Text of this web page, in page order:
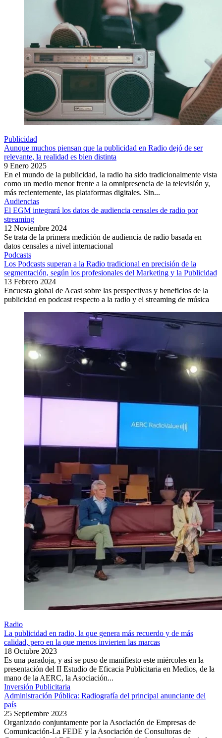
Publicidad
Aunque muchos piensan que la publicidad en Radio dejó de ser
relevante, la realidad es bien distinta
9 Enero 2025
En el mundo de la publicidad, la radio ha sido tradicionalmente vista
como un medio menor frente a la omnipresencia de la televisión y,
más recientemente, las plataformas digitales. Sin...
Audiencias
El EGM integrará los datos de audiencia censales de radio por
streaming
12 Noviembre 2024
Se trata de la primera medición de audiencia de radio basada en
datos censales a nivel internacional
Podcasts
Los Podcasts superan a la Radio tradicional en precisión de la
segmentación, según los profesionales del Marketing y la Publicidad
13 Febrero 2024
Encuesta global de Acast sobre las perspectivas y beneficios de la
publicidad en podcast respecto a la radio y el streaming de música
Radio
La publicidad en radio, la que genera más recuerdo y de más
calidad, pero en la que menos invierten las marcas
18 Octubre 2023
Es una paradoja, y así se puso de manifiesto este miércoles en la
presentación del II Estudio de Eficacia Publicitaria en Medios, de la
mano de la AERC, la Asociación...
Inversión Publicitaria
Administración Pública: Radiografía del principal anunciante del
país
25 Septiembre 2023
Organizado conjuntamente por la Asociación de Empresas de
Comunicación-La FEDE y la Asociación de Consultoras de